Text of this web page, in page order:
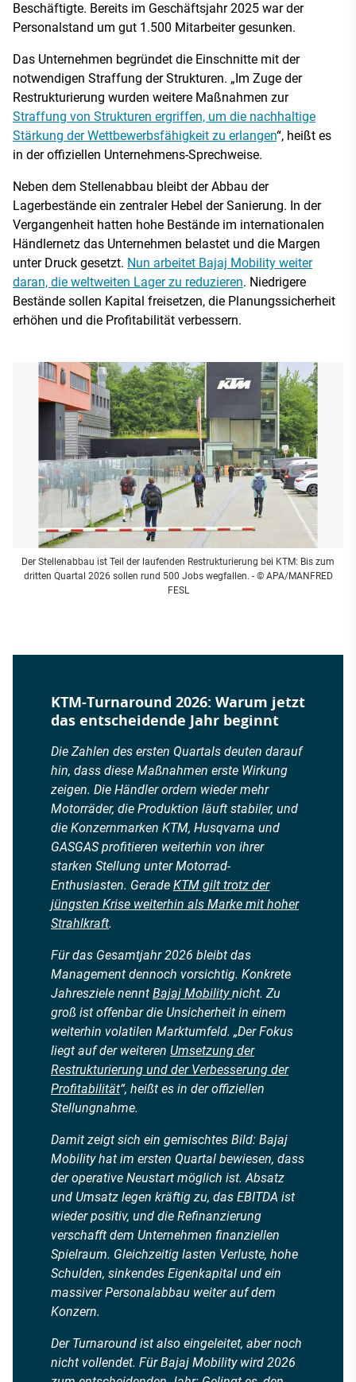
Beschäftigte. Bereits im Geschäftsjahr 2025 war der
Personalstand um gut 1.500 Mitarbeiter gesunken.
Das Unternehmen begründet die Einschnitte mit der
notwendigen Straffung der Strukturen. „Im Zuge der
Restrukturierung wurden weitere Maßnahmen zur
Straffung von Strukturen ergriffen, um die nachhaltige
Stärkung der Wettbewerbsfähigkeit zu erlangen“, heißt es
in der offiziellen Unternehmens-Sprechweise.
Neben dem Stellenabbau bleibt der Abbau der
Lagerbestände ein zentraler Hebel der Sanierung. In der
Vergangenheit hatten hohe Bestände im internationalen
Händlernetz das Unternehmen belastet und die Margen
unter Druck gesetzt. Nun arbeitet Bajaj Mobility weiter
daran, die weltweiten Lager zu reduzieren. Niedrigere
Bestände sollen Kapital freisetzen, die Planungssicherheit
erhöhen und die Profitabilität verbessern.
Der Stellenabbau ist Teil der laufenden Restrukturierung bei KTM: Bis zum
dritten Quartal 2026 sollen rund 500 Jobs wegfallen. - © APA/MANFRED
FESL
KTM-Turnaround 2026: Warum jetzt
das entscheidende Jahr beginnt
Die Zahlen des ersten Quartals deuten darauf
hin, dass diese Maßnahmen erste Wirkung
zeigen. Die Händler ordern wieder mehr
Motorräder, die Produktion läuft stabiler, und
die Konzernmarken KTM, Husqvarna und
GASGAS profitieren weiterhin von ihrer
starken Stellung unter Motorrad-
Enthusiasten. Gerade KTM gilt trotz der
jüngsten Krise weiterhin als Marke mit hoher
Strahlkraft.
Für das Gesamtjahr 2026 bleibt das
Management dennoch vorsichtig. Konkrete
Jahresziele nennt Bajaj Mobilitynicht. Zu
groß ist offenbar die Unsicherheit in einem
weiterhin volatilen Marktumfeld. „Der Fokus
liegt auf der weiteren Umsetzung der
Restrukturierung und der Verbesserung der
Profitabilität“, heißt es in der offiziellen
Stellungnahme.
Damit zeigt sich ein gemischtes Bild: Bajaj
Mobility hat im ersten Quartal bewiesen, dass
der operative Neustart möglich ist. Absatz
und Umsatz legen kräftig zu, das EBITDA ist
wieder positiv, und die Refinanzierung
verschafft dem Unternehmen finanziellen
Spielraum. Gleichzeitig lasten Verluste, hohe
Schulden, sinkendes Eigenkapital und ein
massiver Personalabbau weiter auf dem
Konzern.
Der Turnaround ist also eingeleitet, aber noch
nicht vollendet. Für Bajaj Mobility wird 2026